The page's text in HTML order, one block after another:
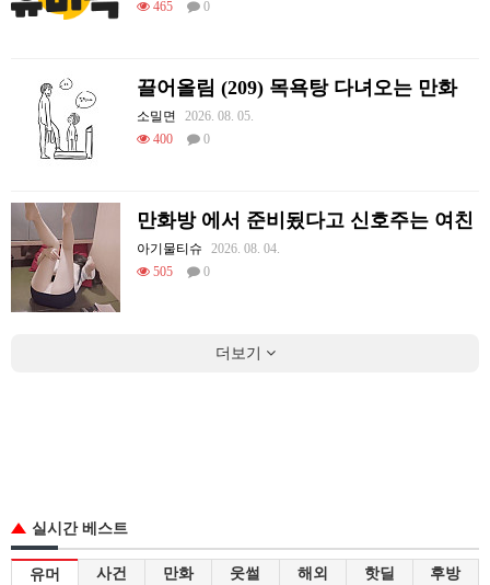
465 0
끌어올림 (209) 목욕탕 다녀오는 만화
소밀면
2026. 08. 05.
400
0
만화방 에서 준비됬다고 신호주는 여친
아기물티슈
2026. 08. 04.
505
0
더보기
실시간 베스트
유머 사건 만화 웃썰 해외 핫딜 후방